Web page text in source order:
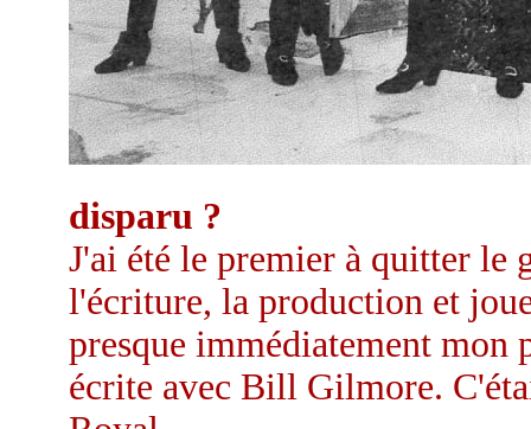
disparu ?
J'ai été le premier à quitter le
l'écriture, la production et
presque immédiatement mon
écrite avec Bill Gilmore.